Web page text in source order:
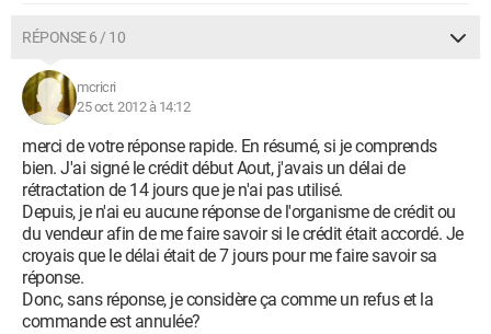
RÉPONSE 6 / 10
mcricri
25 oct. 2012 à 14:12
merci de votre réponse rapide. En résumé, si je comprends
bien. J'ai signé le crédit début Aout, j'avais un délai de
rétractation de 14 jours que je n'ai pas utilisé.
Depuis, je n'ai eu aucune réponse de l'organisme de crédit ou
du vendeur afin de me faire savoir si le crédit était accordé. Je
croyais que le délai était de 7 jours pour me faire savoir sa
réponse.
Donc, sans réponse, je considère ça comme un refus et la
commande est annulée?